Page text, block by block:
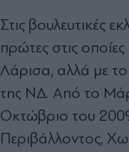
Στις βουλευτικές
πρώτες στις
Λάρισα, αλλά με
της ΝΔ. Από το
Οκτώβριο του
Περιβάλλοντος,